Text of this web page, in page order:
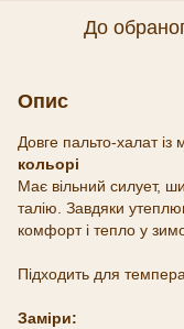
До
Опис
Довге пальто-халат із
кольорі
Має вільний силует,
талію. Завдяки
комфорт і тепло у
Підходить для
Заміри: